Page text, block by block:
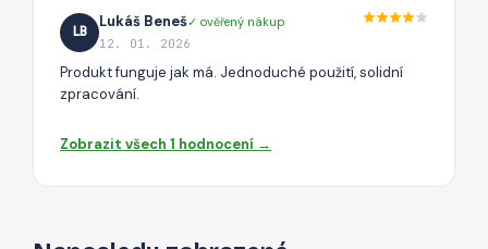
LB
Lukáš Beneš✓ ověřený nákup
12. 01. 2026
Produkt funguje jak má. Jednoduché použití, solidní
zpracování.
Zobrazit všech 1 hodnocení →